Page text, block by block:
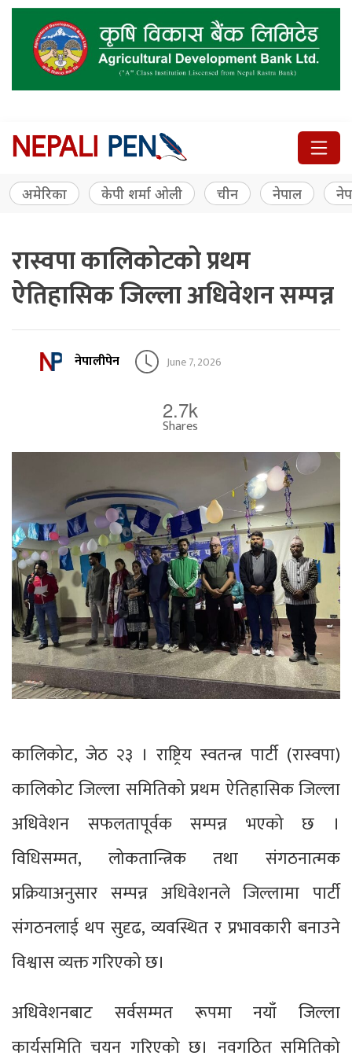
अमेरिका केपी शर्मा ओली चीन नेपाल
रास्वपा कालिकोटको प्रथम
ऐतिहासिक जिल्ला अधिवेशन सम्पन्न
नेपालीपेन June 7, 2026
2.7k
Shares
कालिकोट, जेठ २३ । राष्ट्रिय स्वतन्त्र पार्टी (रास्वपा)
कालिकोट जिल्ला समितिको प्रथम ऐतिहासिक जिल्ला
अधिवेशन सफलतापूर्वक सम्पन्न भएको छ ।
विधिसम्मत, लोकतान्त्रिक तथा संगठनात्मक
प्रक्रियाअनुसार सम्पन्न अधिवेशनले जिल्लामा पार्टी
संगठनलाई थप सुदृढ, व्यवस्थित र प्रभावकारी बनाउने
विश्वास व्यक्त गरिएको छ।
अधिवेशनबाट सर्वसम्मत रूपमा नयाँ जिल्ला
कार्यसमिति चयन गरिएको छ। नवगठित समितिको